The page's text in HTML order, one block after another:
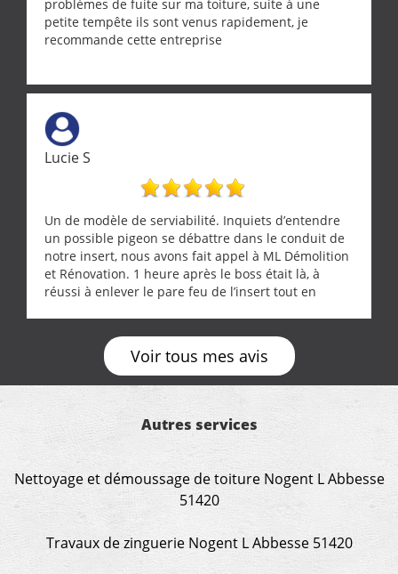
problèmes de fuite sur ma toiture, suite à une
petite tempête ils sont venus rapidement, je
recommande cette entreprise
Lucie S
Un de modèle de serviabilité. Inquiets d’entendre
un possible pigeon se débattre dans le conduit de
notre insert, nous avons fait appel à ML Démolition
et Rénovation. 1 heure après le boss était là, à
réussi à enlever le pare feu de l’insert tout en
l’oiseau jusqu’à ce qu’il reprenne ses esprits et
puisse s’envoler. Après quoi il a procédé au
ramonage de notre insert avec dextérité et une
nombreux conseils concernant d’autres sujets. Un
entrepreneur comme on souhaite en rencontrer.
Voir tous mes avis
Autres services
Nettoyage et démoussage de toiture Nogent L Abbesse
51420
Travaux de zinguerie Nogent L Abbesse 51420